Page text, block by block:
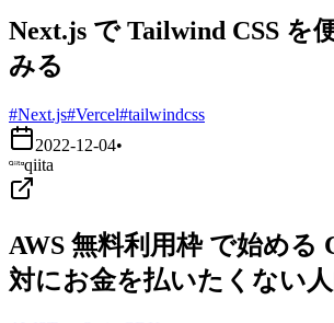
Next.js で Tailwind CSS を
みる
#Next.js#Vercel#tailwindcss
2022-12-04•
qiita
AWS 無料利用枠 で始める
対にお金を払いたくない人